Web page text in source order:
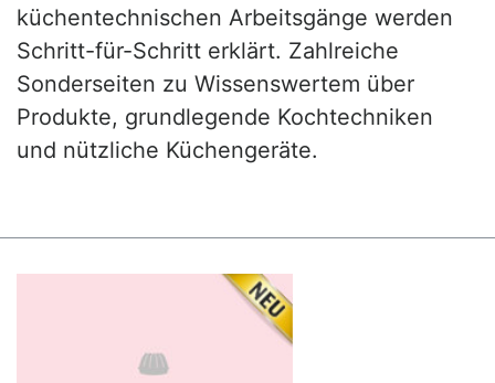
küchentechnischen Arbeitsgänge werden
Schritt-für-Schritt erklärt. Zahlreiche
Sonderseiten zu Wissenswertem über
Produkte, grundlegende Kochtechniken
und nützliche Küchengeräte.